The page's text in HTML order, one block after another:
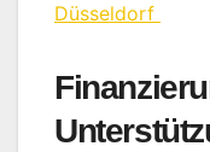
Düsseldorf